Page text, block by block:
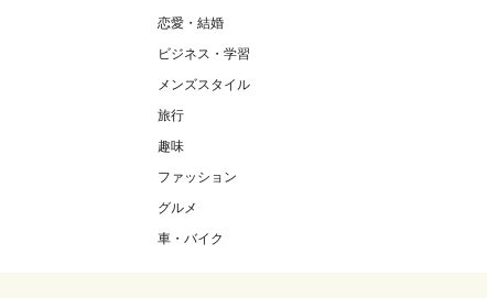
恋愛・結婚
ビジネス・学習
メンズスタイル
旅行
趣味
ファッション
グルメ
車・バイク